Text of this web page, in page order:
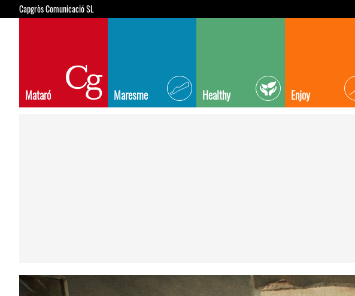
Capgròs Comunicació SL
Mataró Maresme Healthy Enjoy